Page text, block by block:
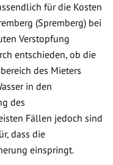
für die Kosten
(Spremberg) bei
Verstopfung
entschieden, ob die
des Mieters
in den
des
Fällen jedoch sind
dass die
einspringt.